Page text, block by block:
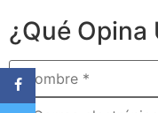
¿Qué Opina